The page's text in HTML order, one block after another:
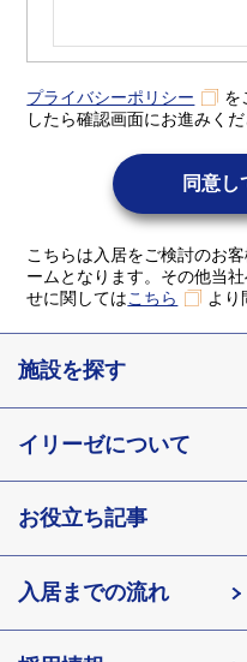
プライバシーポリシー
を
したら確認画面にお進みくだ
同意し
こちらは入居をご検討のお
ームとなります。その他当
せに関してはこちら より
施設を探す
東京都
埼玉県
北海道
イリーゼについて
会社概要
有料老人ホームイリ
お役立ち記事
知っておきたい介護
入居までの流れ